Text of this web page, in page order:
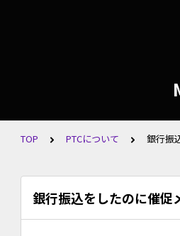
TOP PTCについて 銀行振
銀行振込をしたのに催促